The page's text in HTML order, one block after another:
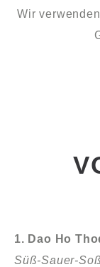
Wir
1. Dao Ho
Süß-Sauer-